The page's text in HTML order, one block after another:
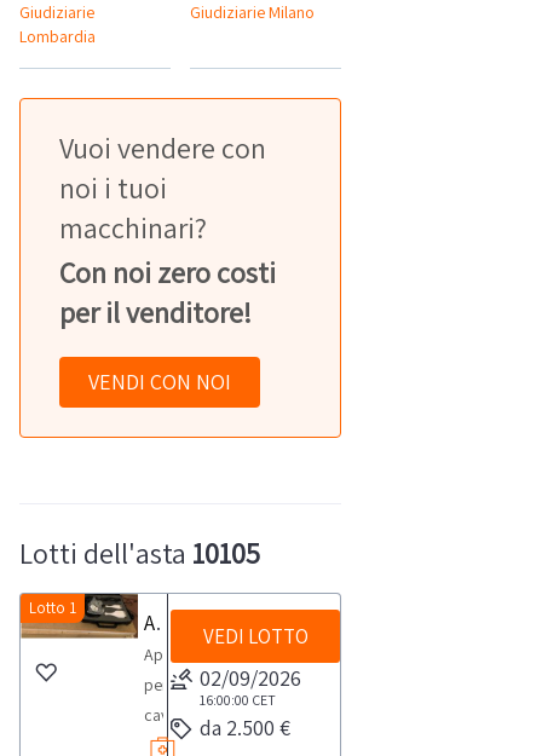
Giudiziarie
Lombardia
Giudiziarie Milano
Vuoi vendere con
noi i tuoi
macchinari?
Con noi zero costi
per il venditore!
VENDI CON NOI
Lotti dell'asta 10105
Lotto 1
Apparecchio per cavitazione Cav Cell
Apparecchio
per
cavitazione
Cav
VEDI LOTTO
02/09/2026
16:00:00 CET
da 2.500 €